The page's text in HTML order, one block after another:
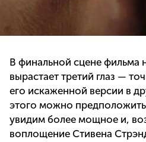
В финальной сцене фильма
вырастает третий глаз —
его искаженной версии в
этого можно
увидим более мощное и,
воплощение Стивена